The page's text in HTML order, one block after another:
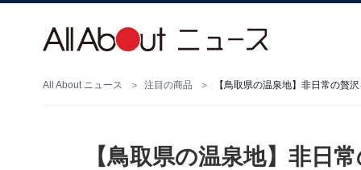
All About ニュース 注目の商品
【鳥取県の温泉地】非日